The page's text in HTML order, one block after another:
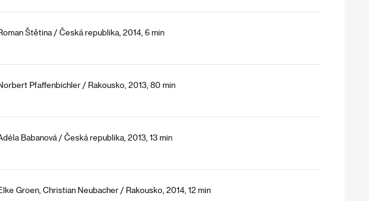
Štětina / Česká republika, 2014, 6 min
Pfaffenbichler / Rakousko, 2013, 80 min
Babanová / Česká republika, 2013, 13 min
Groen, Christian Neubacher / Rakousko, 2014, 12 min